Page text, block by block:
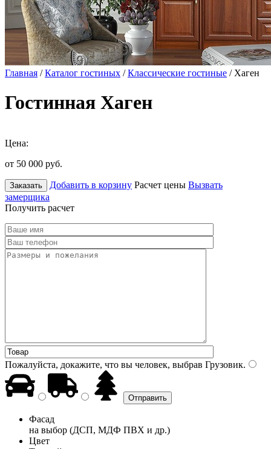
Главная /Каталог гостиных /Классические гостиные / Хаген
Гостинная Хаген
Цена:
от 50 000 руб.
Заказать Добавить в корзину Расчет цены Вызвать
замерщика
Получить расчет
Пожалуйста, докажите, что вы человек, выбрав Грузовик.
Фасад
на выбор (ДСП, МДФ ПВХ и др.)
Цвет